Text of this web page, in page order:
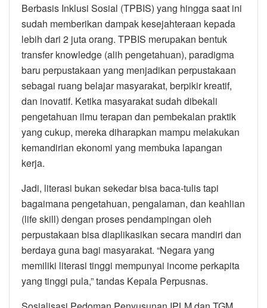
Berbasis Inklusi Sosial (TPBIS) yang hingga saat ini
sudah memberikan dampak kesejahteraan kepada
lebih dari 2 juta orang. TPBIS merupakan bentuk
transfer knowledge (alih pengetahuan), paradigma
baru perpustakaan yang menjadikan perpustakaan
sebagai ruang belajar masyarakat, berpikir kreatif,
dan inovatif. Ketika masyarakat sudah dibekali
pengetahuan ilmu terapan dan pembekalan praktik
yang cukup, mereka diharapkan mampu melakukan
kemandirian ekonomi yang membuka lapangan
kerja.
Jadi, literasi bukan sekedar bisa baca-tulis tapi
bagaimana pengetahuan, pengalaman, dan keahlian
(life skill) dengan proses pendampingan oleh
perpustakaan bisa diaplikasikan secara mandiri dan
berdaya guna bagi masyarakat. “Negara yang
memiliki literasi tinggi mempunyai income perkapita
yang tinggi pula,” tandas Kepala Perpusnas.